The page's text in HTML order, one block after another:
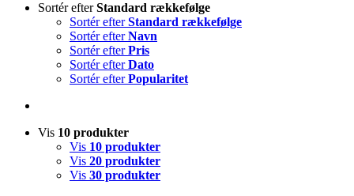
Sortér efterStandard rækkefølge
Sortér efterStandard rækkefølge
Sortér efterNavn
Sortér efterPris
Sortér efterDato
Sortér efterPopularitet
Vis 10 produkter
Vis 10 produkter
Vis 20 produkter
Vis 30 produkter